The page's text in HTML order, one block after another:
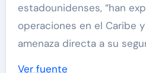
estadounidenses, “han
operaciones en el Caribe
amenaza directa a su
Ver fuente